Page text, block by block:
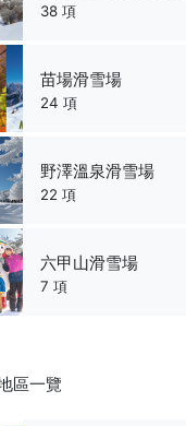
38 項
苗場滑雪場
24 項
野澤溫泉滑雪場
22 項
六甲山滑雪場
7 項
區一覽